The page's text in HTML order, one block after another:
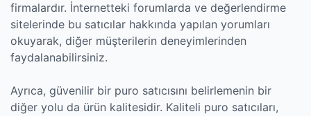
firmalardır. İnternetteki forumlarda ve değerlendirme
sitelerinde bu satıcılar hakkında yapılan yorumları
okuyarak, diğer müşterilerin deneyimlerinden
faydalanabilirsiniz.
Ayrıca, güvenilir bir puro satıcısını belirlemenin bir
diğer yolu da ürün kalitesidir. Kaliteli puro satıcıları,